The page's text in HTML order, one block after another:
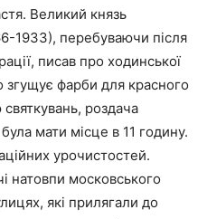
Великий князь
1933), перебуваючи після
писав про ходинської
згущує фарби для красного
роздача
мати місце в 11 годину.
урочистостей.
натовпи московського
які прилягали до